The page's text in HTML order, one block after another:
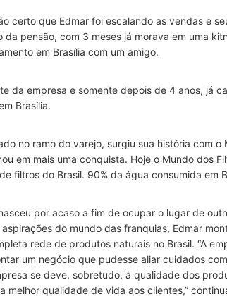
certo que Edmar foi escalando as vendas e
da pensão, com 3 meses já morava em uma
em Brasília com um amigo.
da empresa e somente depois de 4 anos, já
Brasília.
no ramo do varejo, surgiu sua história com
em mais uma conquista. Hoje o Mundo dos
filtros do Brasil. 90% da água consumida em
por acaso a fim de ocupar o lugar de
do mundo das franquias, Edmar
rede de produtos naturais no Brasil. “A
um negócio que pudesse aliar cuidados
se deve, sobretudo, à qualidade dos
melhor qualidade de vida aos clientes,”